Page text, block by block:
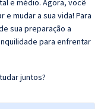
e médio. Agora, você
mudar a sua vida! Para
sua preparação a
para enfrentar
juntos?